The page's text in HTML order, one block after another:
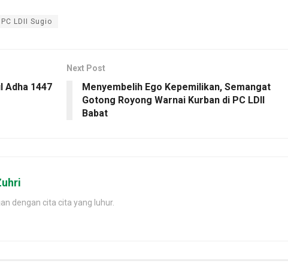
PC LDII Sugio
Adha 1447
Next Post
Menyembelih Ego Kepemilikan, Semangat
Gotong Royong Warnai Kurban di PC LDII
Babat
dengan cita cita yang luhur.